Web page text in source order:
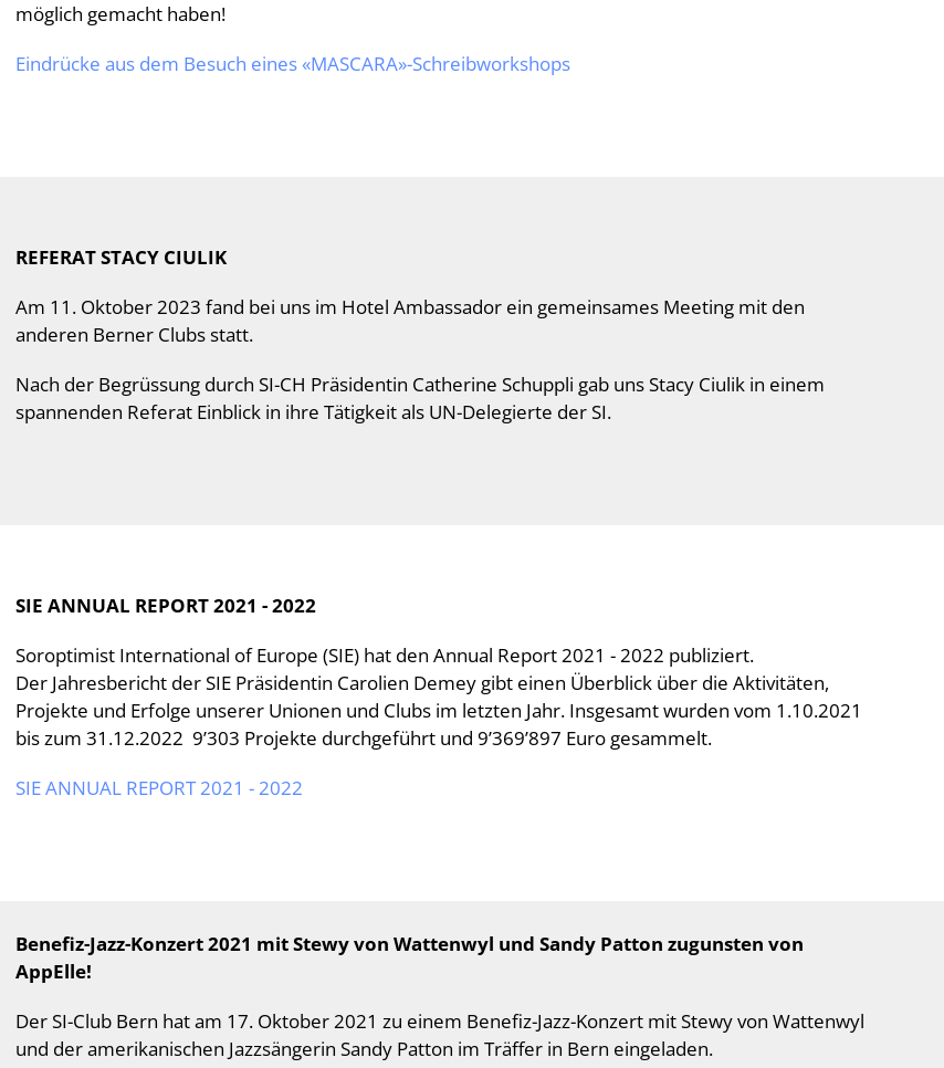
möglich gemacht haben!
Eindrücke aus dem Besuch eines«MASCARA»-Schreibworkshops
REFERAT STACY CIULIK
Am 11. Oktober 2023 fand bei uns im Hotel Ambassador ein gemeinsames Meeting mit den
anderen Berner Clubs statt.
Nach der Begrüssung durch SI-CH Präsidentin Catherine Schuppli gab uns Stacy Ciulik in einem
spannenden Referat Einblick in ihre Tätigkeit als UN-Delegierte der SI.
SIE ANNUAL REPORT 2021 - 2022
Soroptimist International of Europe (SIE) hat den Annual Report 2021 - 2022 publiziert.
Der Jahresbericht der SIE Präsidentin Carolien Demey gibt einen Überblick über die Aktivitäten,
Projekte und Erfolge unserer Unionen und Clubs im letzten Jahr. Insgesamt wurden vom 1.10.2021
bis zum 31.12.2022 9’303 Projekte durchgeführt und 9’369’897 Euro gesammelt.
SIE ANNUAL REPORT 2021 - 2022
Benefiz-Jazz-Konzert 2021 mit Stewy von Wattenwyl und Sandy Patton zugunsten von
AppElle!
Der SI-Club Bern hat am 17. Oktober 2021 zu einem Benefiz-Jazz-Konzert mit Stewy von Wattenwyl
und der amerikanischen Jazzsängerin Sandy Patton im Träffer in Bern eingeladen.